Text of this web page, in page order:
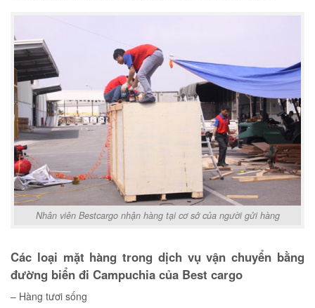
Nhân viên Bestcargo nhận hàng tại cơ sở của người gửi hàng
Các loại mặt hàng trong dịch vụ vận chuyển bằng
đường biển đi Campuchia của Best cargo
– Hàng tươi sống